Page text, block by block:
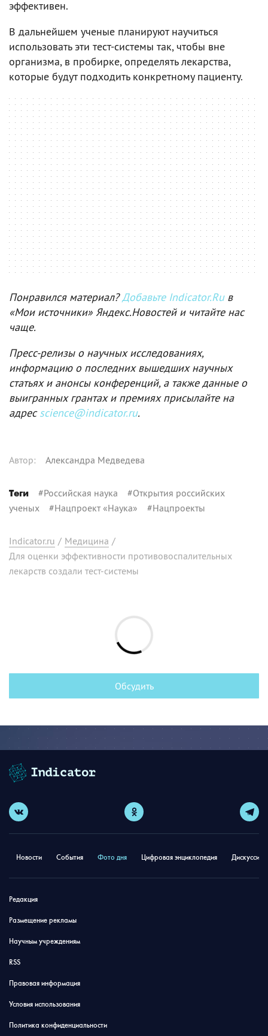
эффективен.
В дальнейшем ученые планируют научиться
использовать эти тест-системы так, чтобы вне
организма, в пробирке, определять лекарства,
которые будут подходить конкретному пациенту.
Понравился материал?Добавьте Indicator.Ruв
«Мои источники» Яндекс.Новостей и читайте нас
чаще.
Пресс-релизы о научных исследованиях,
информацию о последних вышедших научных
статьях и анонсы конференций, а также данные о
выигранных грантах и премиях присылайте на
адресscience@indicator.ru.
Автор: Александра Медведева
Теги #Российская наука #Открытия российских
ученых #Нацпроект «Наука» #Нацпроекты
Indicator.ru / Медицина /
Для оценки эффективности противовоспалительных
лекарств создали тест-системы
Обсудить
Новости События Фото дня Цифровая энциклопедия
Редакция
Размещение рекламы
Научным учреждениям
RSS
Правовая информация
Условия использования
Политика конфиденциальности